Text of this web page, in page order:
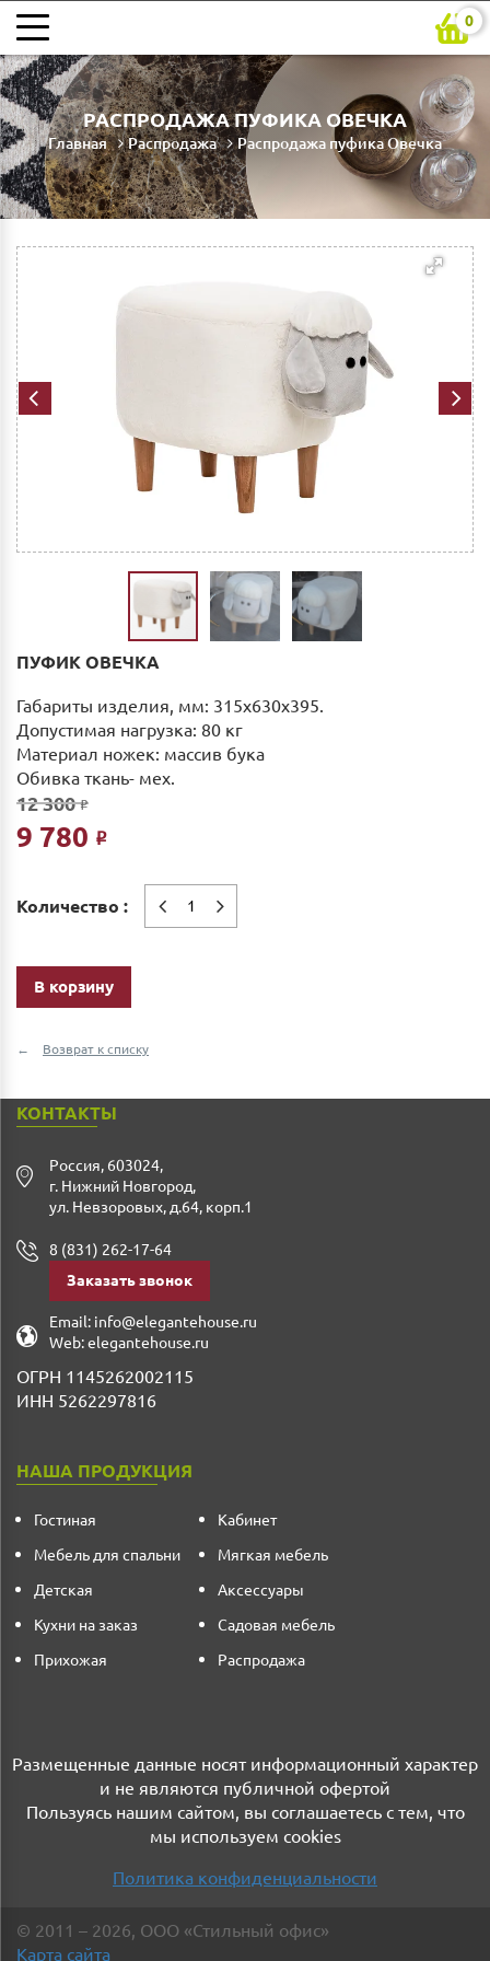
0
РАСПРОДАЖА ПУФИКА ОВЕЧКА
Главная Распродажа Распродажа пуфика Овечка
ПУФИК ОВЕЧКА
Габариты изделия, мм: 315х630х395.
Допустимая нагрузка: 80 кг
Материал ножек: массив бука
Обивка ткань- мех.
12 300 Р
9 780 Р
Количество :
В корзину
Возврат к списку
КОНТАКТЫ
Россия, 603024,
г. Нижний Новгород,
ул. Невзоровых, д.64, корп.1
8 (831) 262-17-64
Заказать звонок
Email: info@elegantehouse.ru
Web:elegantehouse.ru
ОГРН 1145262002115
ИНН 5262297816
НАША ПРОДУКЦИЯ
Гостиная
Мебель для спальни
Детская
Кухни на заказ
Прихожая
Кабинет
Мягкая мебель
Аксессуары
Садовая мебель
Распродажа
Размещенные данные носят информационный характер
и не являются публичной офертой
Пользуясь нашим сайтом, вы соглашаетесь с тем, что
мы используем cookies
Политика конфиденциальности
© 2011 – 2026, ООО «Стильный офис»
Карта сайта